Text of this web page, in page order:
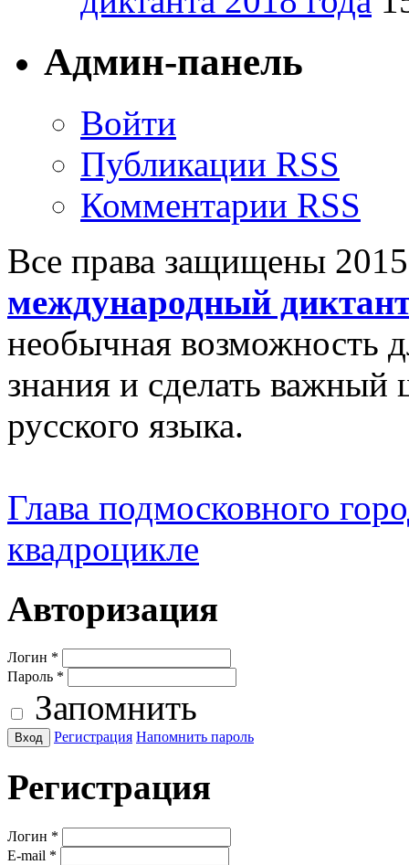
Админ-панель
Войти
Публикации RSS
Комментарии RSS
Все права защищены
международный
необычная возможность
знания и сделать важный
русского языка.
Глава подмосковного
квадроцикле
Авторизация
Логин *
Пароль *
Запомнить
Регистрация Напомнить пароль
Регистрация
Логин *
E-mail *